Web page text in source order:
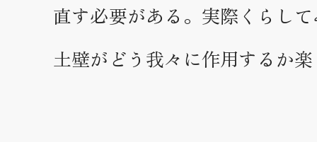
直す必要がある。実際くらし
土壁がどう我々に作用するか